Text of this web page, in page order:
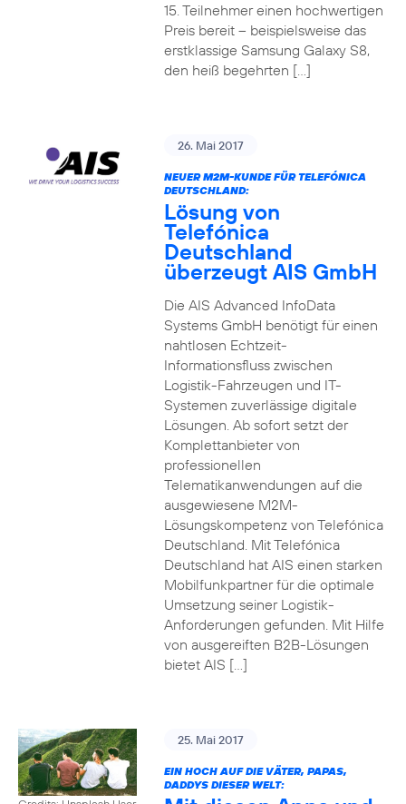
15. Teilnehmer einen hochwertigen
Preis bereit – beispielsweise das
erstklassige Samsung Galaxy S8,
den heiß begehrten […]
26. Mai 2017
NEUER M2M-KUNDE FÜR TELEFÓNICA
DEUTSCHLAND:
Lösung von
Telefónica
Deutschland
überzeugt AIS GmbH
Die AIS Advanced InfoData
Systems GmbH benötigt für einen
nahtlosen Echtzeit-
Informationsfluss zwischen
Logistik-Fahrzeugen und IT-
Systemen zuverlässige digitale
Lösungen. Ab sofort setzt der
Komplettanbieter von
professionellen
Telematikanwendungen auf die
ausgewiesene M2M-
Lösungskompetenz von Telefónica
Deutschland. Mit Telefónica
Deutschland hat AIS einen starken
Mobilfunkpartner für die optimale
Umsetzung seiner Logistik-
Anforderungen gefunden. Mit Hilfe
von ausgereiften B2B-Lösungen
bietet AIS […]
25. Mai 2017
EIN HOCH AUF DIE VÄTER, PAPAS,
DADDYS DIESER WELT: